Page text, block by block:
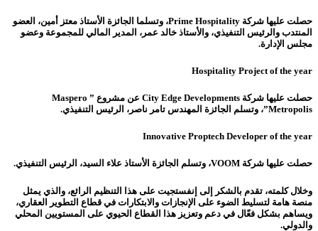
حصلت عليها شركة Prime Hospitality، وتسلما الجائزة الأستاذ معتز أمين، العضو
المنتدب والرئيس التنفيذي، والأستاذ خالد عمر، المدير المالي للمجموعة وعضو
مجلس الإدارة.
Hospitality Project of the year
حصلت عليها شركة City Edge Developments عن مشروع ” Maspero
Metropolis”، وتسلم الجائزة المهندس تامر ناصر، الرئيس التنفيذي.
Innovative Proptech Developer of the year
حصلت عليها شركة VOOM، وتسلم الجائزة الأستاذ علاء السيد، الرئيس التنفيذي.
وخلال كلمته، تقدم بالشكر إلى إنفستجيت على هذا التنظيم الرائع، والذي يمثل
منصة هامة لتسليط الضوء على الإنجازات والابتكارات في قطاع التطوير العقاري،
ويساهم بشكل فعّال في دعم وتعزيز هذا القطاع الحيوي على المستويين المحلي
والدولي.